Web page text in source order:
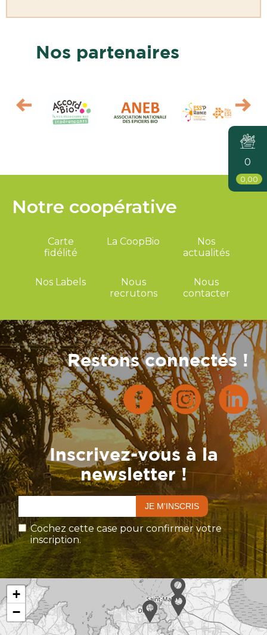
0
0,00
Nos partenaires
Restons connectés !
Inscrivez-vous à la
newsletter !
Cochez cette case pour confirmer votre
inscription.
Notre coopérative
Carte
fidélité
La CoopBio
Nos
actualités
Nos Labels
Nous
recrutons
Nous
contacter
+
−